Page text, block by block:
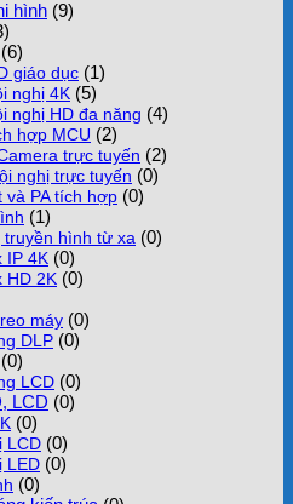
hình (9)
(6)
giáo dục (1)
nghị 4K (5)
nghị HD đa năng (4)
hợp MCU (2)
trực tuyến (2)
nghị trực tuyến (0)
và PA tích hợp (0)
(1)
truyền hình từ xa (0)
IP 4K (0)
HD 2K (0)
máy (0)
DLP (0)
(0)
LCD (0)
LCD (0)
(0)
LCD (0)
LED (0)
(0)